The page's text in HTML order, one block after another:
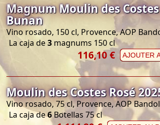
Magnum Moulin des
Bunan
Vino rosado, 150 cl, Provence, AOP
La caja de3 magnums 150 cl
116,10 € AJOUTER
Moulin des Costes Rosé
Vino rosado, 75 cl, Provence, AOP Bandol
La caja de6Botellas 75 cl